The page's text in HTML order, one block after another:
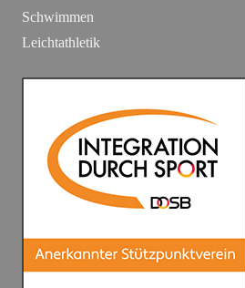
Schwimmen
Leichtathletik